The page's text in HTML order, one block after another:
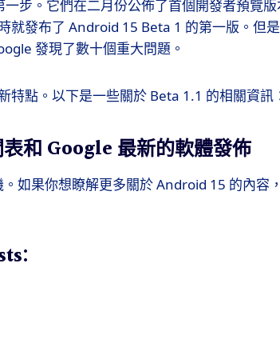
步。它們在二月份公佈了首個開發者預覽
就發布了 Android 15 Beta 1 的第一版。但是
發現了數十個重大問題。
特點。以下是一些關於 Beta 1.1 的相關資訊
和 Google 最新的軟體發佈
如果你想瞭解更多關於 Android 15 的內容